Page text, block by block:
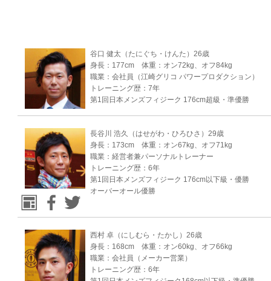
谷口 健太（たにぐち・けんた）26歳
身長：177cm 体重：オン72kg、オフ84kg
職業：会社員（江崎グリコ パワープロダクション）
トレーニング歴：7年
第1回日本メンズフィジーク 176cm超級・準優勝
長谷川 浩久（はせがわ・ひろひさ）29歳
身長：173cm 体重：オン67kg、オフ71kg
職業：経営者兼パーソナルトレーナー
トレーニング歴：6年
第1回日本メンズフィジーク 176cm以下級・優勝
オーバーオール優勝
西村 卓（にしむら・たかし）26歳
身長：168cm 体重：オン60kg、オフ66kg
職業：会社員（メーカー営業）
トレーニング歴：6年